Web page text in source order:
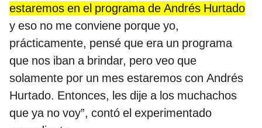
estaremos en el programa de Andrés Hurtado
y eso no me conviene porque yo,
prácticamente, pensé que era un programa
que nos iban a brindar, pero veo que
solamente por un mes estaremos con Andrés
Hurtado. Entonces, les dije a los muchachos
que ya no voy”, contó el experimentado